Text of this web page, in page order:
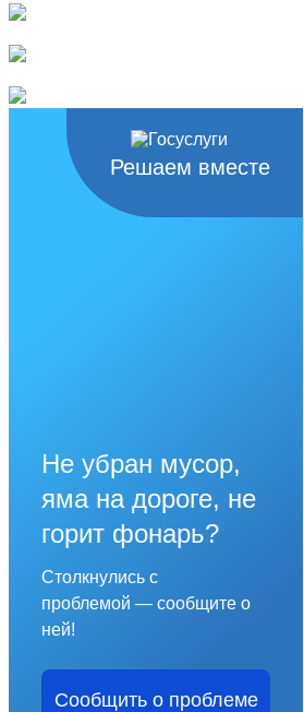
Решаем вместе
Не убран мусор,
яма на дороге, не
горит фонарь?
Столкнулись с
проблемой — сообщите о
ней!
Сообщить о проблеме